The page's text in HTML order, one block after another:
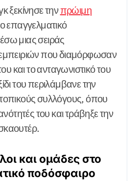
ξεκίνησε τηνπρώιμη
επαγγελματικό
μιας σειράς
που διαμόρφωσαν
και το ανταγωνιστικό του
του περιλάμβανε την
συλλόγους, όπου
του και τράβηξε την
και ομάδες στο
ποδόσφαιρο